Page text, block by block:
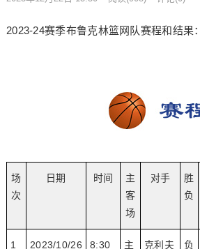
2023-24赛季布鲁克林篮网队赛程和结果：
场
次
日期 时间
主
客
场
对手
胜
负
1
2023/10/26
8:30 主
克利夫
负